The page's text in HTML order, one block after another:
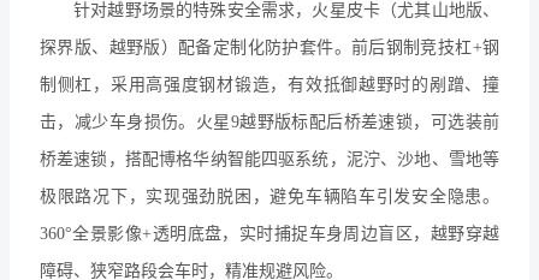
针对越野场景的特殊安全需求，火星皮卡（尤其山地版、
探界版、越野版）配备定制化防护套件。前后钢制竞技杠+钢
制侧杠 ，采用高强度钢材锻造，有效抵御越野时的剐蹭、撞
击，减少车身损伤。火星9越野版标配后桥差速锁，可选装前
桥差速锁，搭配博格华纳智能四驱系统，泥泞、沙地、雪地等
极限路况下，实现强劲脱困，避免车辆陷车引发安全隐患。
360°全景影像+透明底盘，实时捕捉车身周边盲区，越野穿越
障碍、狭窄路段会车时，精准规避风险。